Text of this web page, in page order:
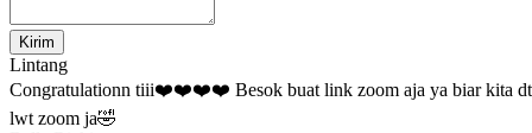
Kirim
Lintang
Congratulationn tiii❤️❤️❤️❤️ Besok buat link zoom aja ya biar kita
lwt zoom ja🤣